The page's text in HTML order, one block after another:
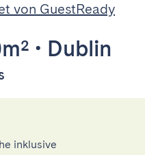
von GuestReady
• Dublin
inklusive